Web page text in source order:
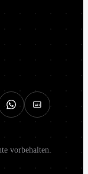
vorbehalten.